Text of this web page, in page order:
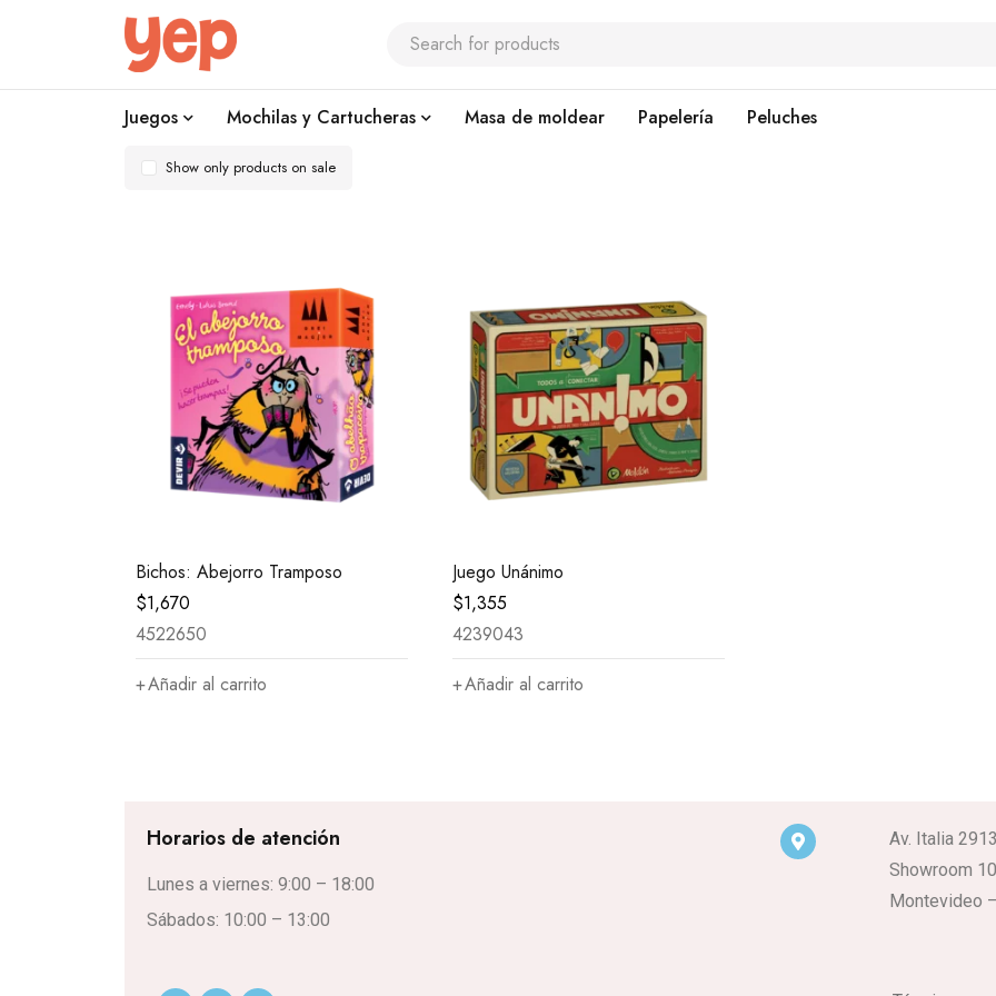
Juegos Mochilas y Cartucheras Masa de moldear Papelería Peluches
Show only products on sale
Bichos: Abejorro Tramposo
$1,670
4522650
Añadir al carrito
Juego Unánimo
$1,355
4239043
Añadir al carrito
Horarios de atención
Lunes a viernes: 9:00 – 18:00
Sábados: 10:00 – 13:00
Av. Italia 2913
Showroom
Montevideo